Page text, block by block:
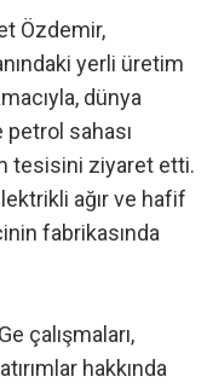
Özdemir,
yerli üretim
dünya
sahası
tesisini ziyaret etti.
ağır ve hafif
fabrikasında
çalışmaları,
hakkında